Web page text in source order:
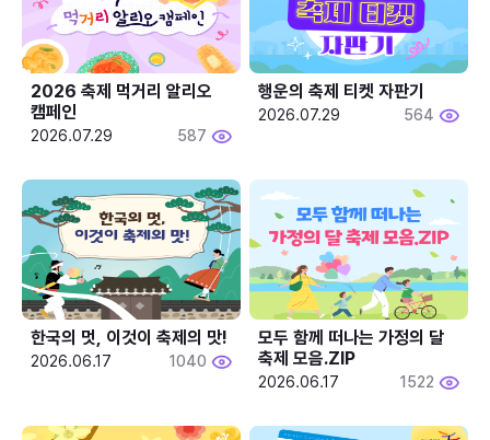
2026 축제 먹거리 알리오
캠페인
2026.07.29 587
행운의 축제 티켓 자판기
2026.07.29 564
한국의 멋, 이것이 축제의 맛!
2026.06.17 1040
모두 함께 떠나는 가정의 달
축제 모음.ZIP
2026.06.17 1522